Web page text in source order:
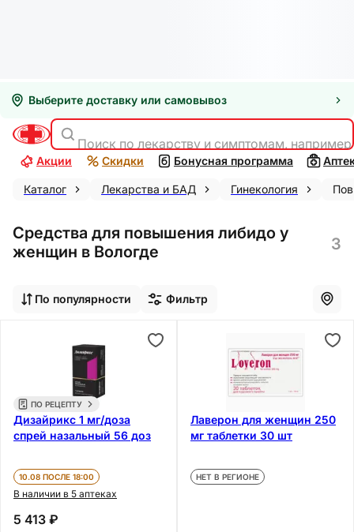
Выберите доставку или самовывоз
Поиск по лекарству и симптомам,
Акции Скидки Бонусная программа
Каталог Лекарства и БАД Гинекология
Средства для повышения либидо у
женщин в Вологде
3
По популярности Фильтр
ПО РЕЦЕПТУ
Дизайрикс 1 мг/доза
спрей назальный 56 доз
10.08 ПОСЛЕ 18:00
В наличии в 5 аптеках
5 413 ₽
Лаверон для женщин 250
мг таблетки 30 шт
НЕТ В РЕГИОНЕ